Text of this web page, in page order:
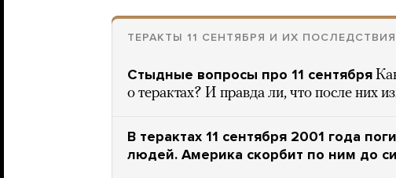
ТЕРАКТЫ 11 СЕНТЯБРЯ И ИХ ПОСЛЕДСТВИЯ
Стыдные вопросы про 11 сентября
о терактах? И правда ли, что после них
В терактах 11 сентября 2001 года
людей. Америка скорбит по ним до